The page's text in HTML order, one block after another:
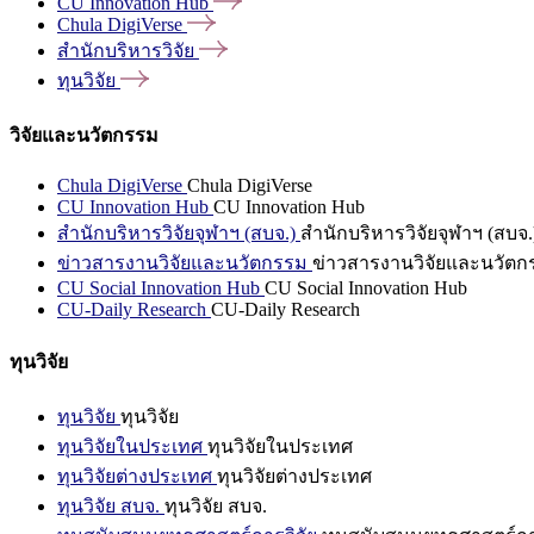
Chula DigiVerse
สำนักบริหารวิจัย
ทุนวิจัย
วิจัยและนวัตกรรม
Chula DigiVerse Chula DigiVerse
CU Innovation Hub CU Innovation Hub
สำนักบริหารวิจัยจุฬาฯ (สบจ.) สำนักบริหารวิจัยจุฬาฯ (สบจ
ข่าวสารงานวิจัยและนวัตกรรม ข่าวสารงานวิจัยและนวัตก
CU Social Innovation Hub CU Social Innovation Hub
CU-Daily Research CU-Daily Research
ทุนวิจัย
ทุนวิจัย ทุนวิจัย
ทุนวิจัยในประเทศ ทุนวิจัยในประเทศ
ทุนวิจัยต่างประเทศ ทุนวิจัยต่างประเทศ
ทุนวิจัย สบจ. ทุนวิจัย สบจ.